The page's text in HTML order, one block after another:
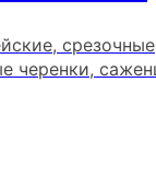
черенки,